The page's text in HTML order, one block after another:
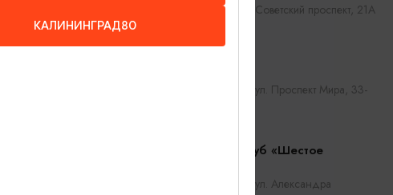
Калининград, Советский проспект, 21А
Калининград, ул. ​Проспект Мира, 33-
Караоке-клуб «Шестое
Калининград, ул. Александра
КАЛИНИНГРАД80